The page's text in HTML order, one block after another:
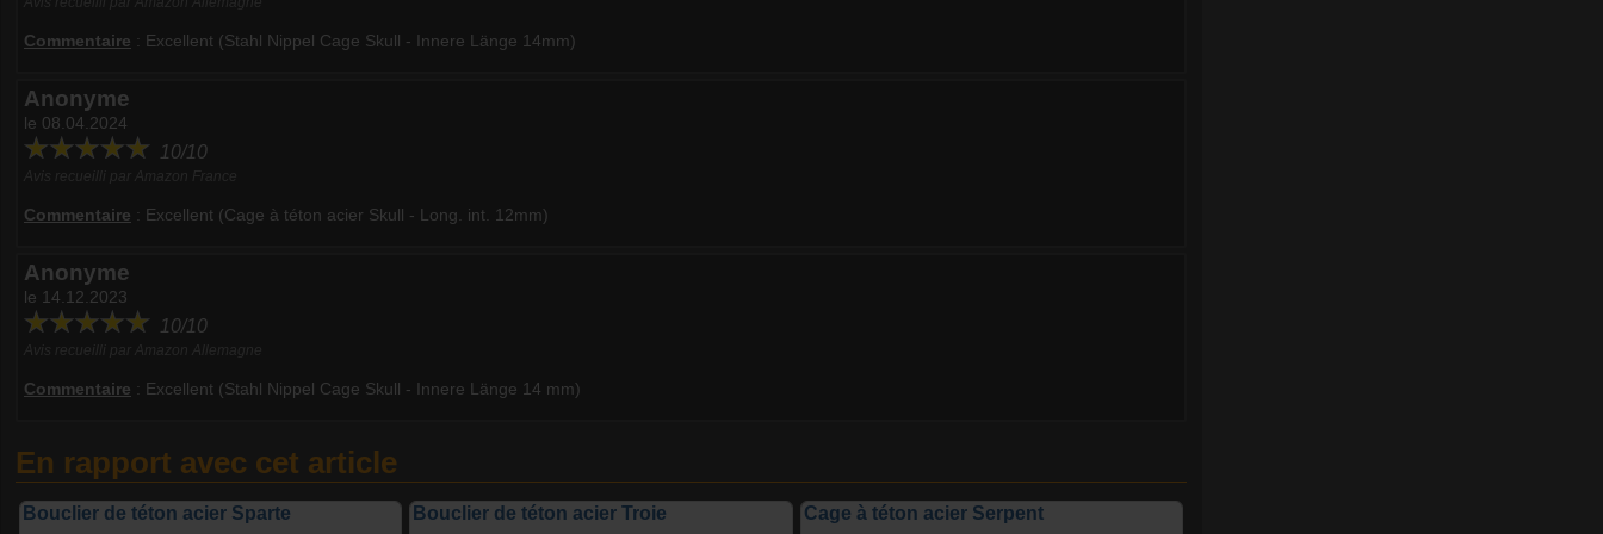
Commentaire : Excellent (Stahl Nippel Cage Skull - Innere Länge 14mm)
Anonyme
le 08.04.2024
10/10
Commentaire : Excellent (Cage à téton acier Skull - Long. int. 12mm)
Anonyme
le 14.12.2023
10/10
Commentaire : Excellent (Stahl Nippel Cage Skull - Innere Länge 14 mm)
En rapport avec cet article
Bouclier de téton acier Sparte Bouclier de téton acier Troie Cage à téton acier Serpent